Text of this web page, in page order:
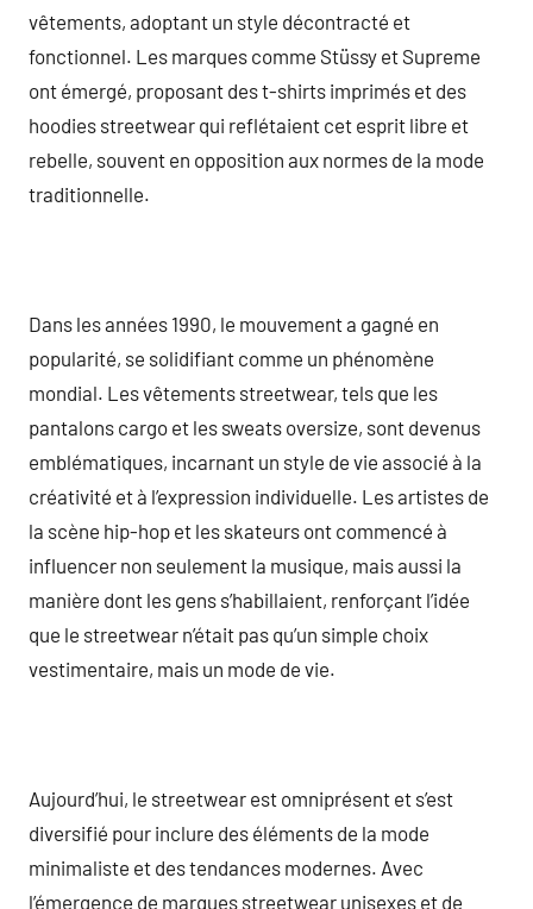
vêtements, adoptant un style décontracté et
fonctionnel. Les marques comme Stüssy et Supreme
ont émergé, proposant des t-shirts imprimés et des
hoodies streetwear qui reflétaient cet esprit libre et
rebelle, souvent en opposition aux normes de la mode
traditionnelle.
Dans les années 1990, le mouvement a gagné en
popularité, se solidifiant comme un phénomène
mondial. Les vêtements streetwear, tels que les
pantalons cargo et les sweats oversize, sont devenus
emblématiques, incarnant un style de vie associé à la
créativité et à l’expression individuelle. Les artistes de
la scène hip-hop et les skateurs ont commencé à
influencer non seulement la musique, mais aussi la
manière dont les gens s’habillaient, renforçant l’idée
que le streetwear n’était pas qu’un simple choix
vestimentaire, mais un mode de vie.
Aujourd’hui, le streetwear est omniprésent et s’est
diversifié pour inclure des éléments de la mode
minimaliste et des tendances modernes. Avec
l’émergence de marques streetwear unisexes et de